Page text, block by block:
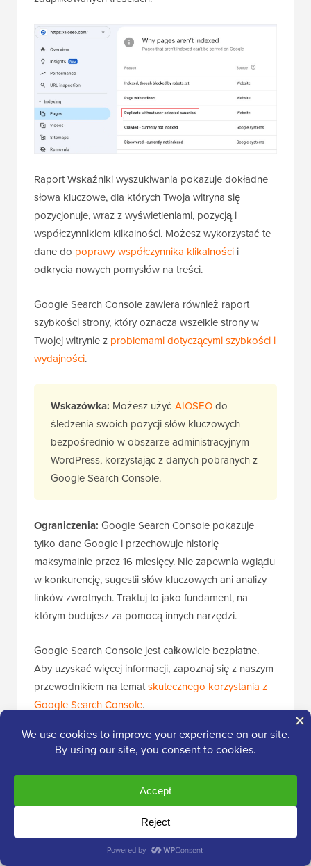
Raport Wskaźniki wyszukiwania pokazuje dokładne
słowa kluczowe, dla których Twoja witryna się
pozycjonuje, wraz z wyświetleniami, pozycją i
współczynnikiem klikalności. Możesz wykorzystać te
dane do poprawy współczynnika klikalności i
odkrycia nowych pomysłów na treści.
Google Search Console zawiera również raport
szybkości strony, który oznacza wszelkie strony w
Twojej witrynie z problemami dotyczącymi szybkości i
wydajności.
Wskazówka: Możesz użyć AIOSEOdo
śledzenia swoich pozycji słów kluczowych
bezpośrednio w obszarze administracyjnym
WordPress, korzystając z danych pobranych z
Google Search Console.
Ograniczenia: Google Search Console pokazuje
tylko dane Google i przechowuje historię
maksymalnie przez 16 miesięcy. Nie zapewnia wglądu
w konkurencję, sugestii słów kluczowych ani analizy
linków zwrotnych. Traktuj to jako fundament, na
którym budujesz za pomocą innych narzędzi.
Google Search Console jest całkowicie bezpłatne.
Aby uzyskać więcej informacji, zapoznaj się z naszym
przewodnikiem na tematskutecznego korzystania z
Google Search Console.
4. MonsterInsights